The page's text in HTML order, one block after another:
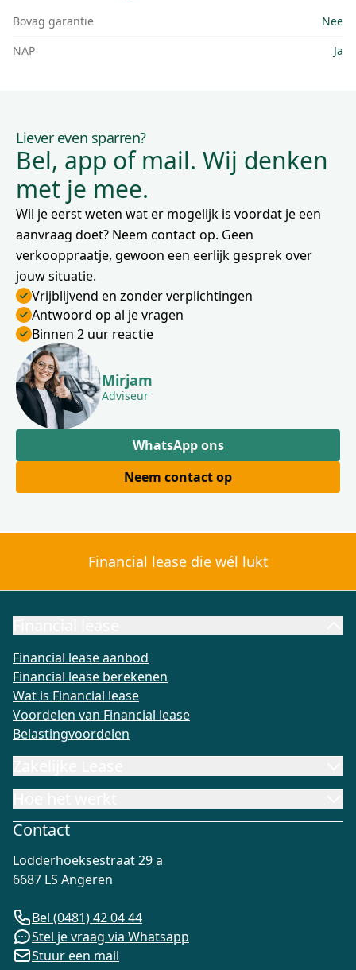
Bovag garantie
Nee
NAP
Ja
Liever even sparren?
Bel, app of mail. Wij denken
met je mee.
Wil je eerst weten wat er mogelijk is voordat je een
aanvraag doet? Neem contact op. Geen
verkooppraatje, gewoon een eerlijk gesprek over
jouw situatie.
Vrijblijvend en zonder verplichtingen
Antwoord op al je vragen
Binnen 2 uur reactie
Mirjam
Adviseur
WhatsApp ons
Neem contact op
Financial lease die wél lukt
Financial lease aanbod
Financial lease berekenen
Wat is Financial lease
Voordelen van Financial lease
Belastingvoordelen
Contact
Lodderhoeksestraat 29 a
6687 LS Angeren
Bel (0481) 42 04 44
Stel je vraag via Whatsapp
Stuur een mail